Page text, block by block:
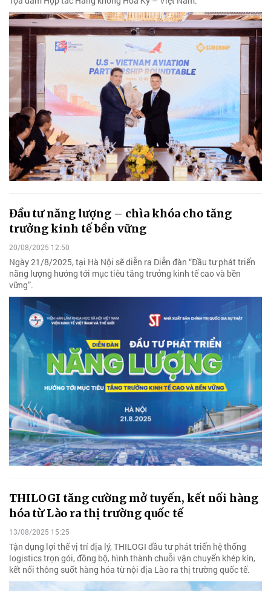
Đầu tư năng lượng – chìa khóa cho tăng
trưởng kinh tế bền vững
20/08/2025 12:50
Ngày 21/8/2025, tại Hà Nội sẽ diễn ra Diễn đàn “Đầu tư phát triển
năng lượng hướng tới mục tiêu tăng trưởng kinh tế cao và bền
vững”.
THILOGI tăng cường mở tuyến, kết nối hàng
hóa từ Lào ra thị trường quốc tế
13/08/2025 15:25
Tận dụng lợi thế vị trí địa lý, THILOGI đầu tư phát triển hệ thống
logistics trọn gói, đồng bộ, hình thành chuỗi vận chuyển khép kín,
kết nối thông suốt hàng hóa từ nội địa Lào ra thị trường quốc tế.